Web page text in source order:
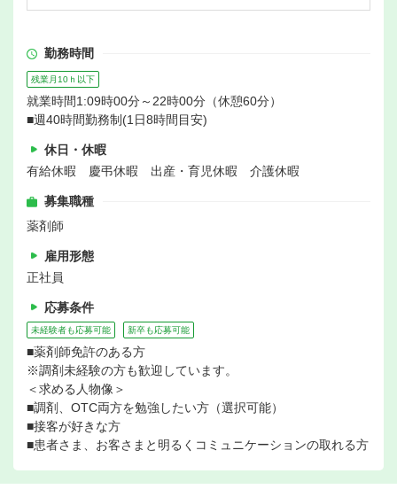
勤務時間
残業月10ｈ以下
就業時間1:09時00分～22時00分（休憩60分）
■週40時間勤務制(1日8時間目安)
休日・休暇
有給休暇 慶弔休暇 出産・育児休暇 介護休暇
募集職種
薬剤師
雇用形態
正社員
応募条件
未経験者も応募可能 新卒も応募可能
■薬剤師免許のある方
※調剤未経験の方も歓迎しています。
＜求める人物像＞
■調剤、OTC両方を勉強したい方（選択可能）
■接客が好きな方
■患者さま、お客さまと明るくコミュニケーションの取れる方